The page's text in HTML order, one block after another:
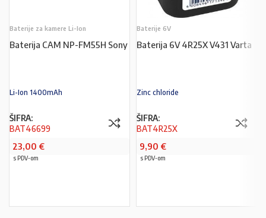
Baterije za kamere Li-Ion
Baterija CAM NP-FM55H Sony
Li-Ion 1400mAh
ŠIFRA:
BAT46699
23,00 €
s PDV-om
Baterije 6V
Baterija 6V 4R25X V431 Varta
Zinc chloride
ŠIFRA:
BAT4R25X
9,90 €
s PDV-om